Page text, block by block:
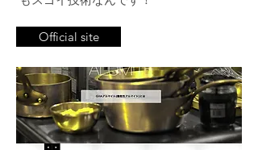
Official site